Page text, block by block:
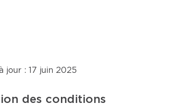
jour : 17 juin 2025
des conditions